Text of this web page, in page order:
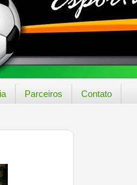
Parceiros Contato